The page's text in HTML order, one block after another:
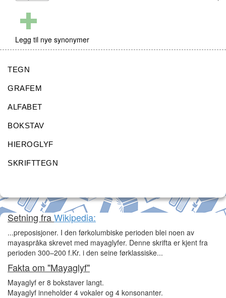
Legg til nye synonymer
TEGN
GRAFEM
ALFABET
BOKSTAV
HIEROGLYF
SKRIFTTEGN
Setning fraWikipedia:
...preposisjoner. I den førkolumbiske perioden blei noen av
mayaspråka skrevet med mayaglyfer. Denne skrifta er kjent fra
perioden 300–200 f.Kr. i den seine førklassiske...
Fakta om "Mayaglyf"
Mayaglyf er 8 bokstaver langt.
Mayaglyf inneholder 4 vokaler og 4 konsonanter.